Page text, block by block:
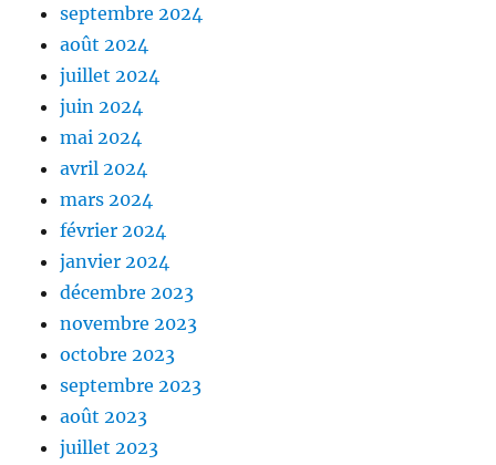
septembre 2024
août 2024
juillet 2024
juin 2024
mai 2024
avril 2024
mars 2024
février 2024
janvier 2024
décembre 2023
novembre 2023
octobre 2023
septembre 2023
août 2023
juillet 2023